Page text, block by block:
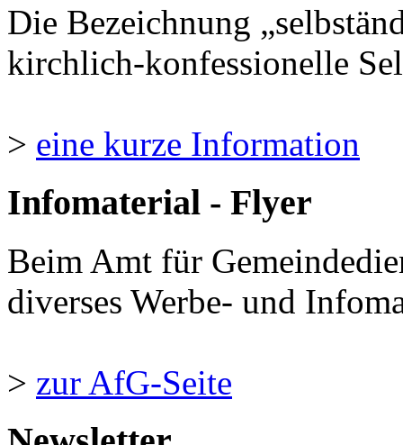
Die Bezeichnung
kirchlich-konfessionelle
> eine kurze Information
Infomaterial - Flyer
Beim Amt für
diverses Werbe- und
> zur AfG-Seite